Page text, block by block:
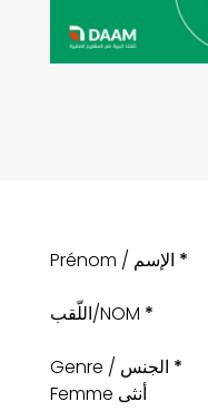
Prénom / الإسم *
اللّقب/NOM *
Genre / الجنس *